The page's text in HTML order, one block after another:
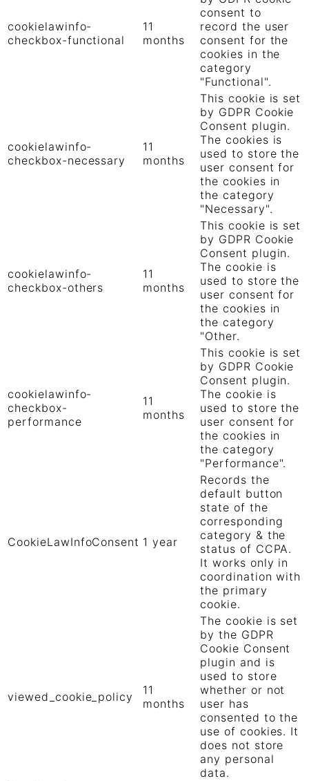
cookielawinfo-
checkbox-functional
11
months
consent to
record the user
consent for the
cookies in the
category
"Functional".
cookielawinfo-
checkbox-necessary
11
months
This cookie is set
by GDPR Cookie
Consent plugin.
The cookies is
used to store the
user consent for
the cookies in
the category
"Necessary".
cookielawinfo-
checkbox-others
11
months
This cookie is set
by GDPR Cookie
Consent plugin.
The cookie is
used to store the
user consent for
the cookies in
the category
"Other.
cookielawinfo-
checkbox-
performance
11
months
This cookie is set
by GDPR Cookie
Consent plugin.
The cookie is
used to store the
user consent for
the cookies in
the category
"Performance".
CookieLawInfoConsent 1 year
Records the
default button
state of the
corresponding
category & the
status of CCPA.
It works only in
coordination with
the primary
cookie.
viewed_cookie_policy
11
months
The cookie is set
by the GDPR
Cookie Consent
plugin and is
used to store
whether or not
user has
consented to the
use of cookies. It
does not store
any personal
data.